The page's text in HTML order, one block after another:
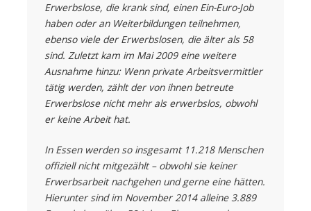
Erwerbslose, die krank sind, einen Ein-Euro-Job
haben oder an Weiterbildungen teilnehmen,
ebenso viele der Erwerbslosen, die älter als 58
sind. Zuletzt kam im Mai 2009 eine weitere
Ausnahme hinzu: Wenn private Arbeitsvermittler
tätig werden, zählt der von ihnen betreute
Erwerbslose nicht mehr als erwerbslos, obwohl
er keine Arbeit hat.
In Essen werden so insgesamt 11.218 Menschen
offiziell nicht mitgezählt – obwohl sie keiner
Erwerbsarbeit nachgehen und gerne eine hätten.
Hierunter sind im November 2014 alleine 3.889